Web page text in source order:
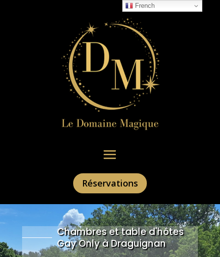
Réservations
Chambres et table d'hôtes
Gay Only à Draguignan
French